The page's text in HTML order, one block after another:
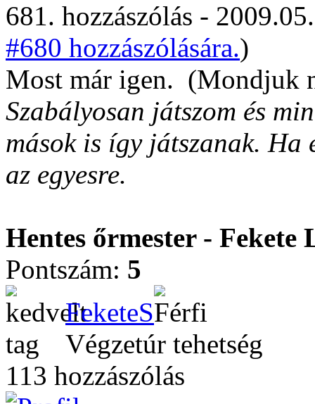
681. hozzászólás -
#680 hozzászólására.)
Most már igen. (Mondjuk
Szabályosan játszom és
mások is így játszanak. Ha
az egyesre.
Hentes őrmester - Fekete
Pontszám: 5
FeketeS
Végzetúr tehetség
113 hozzászólás